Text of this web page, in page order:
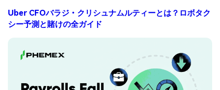
Uber CFOバラジ・クリシュナムルティーとは？ロボタク
シー予測と賭けの全ガイド